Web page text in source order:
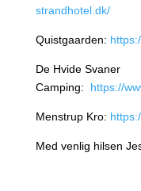
strandhotel.dk/
Quistgaarden:
De Hvide Svaner
Camping: https://
Menstrup Kro:
Med venlig hilsen